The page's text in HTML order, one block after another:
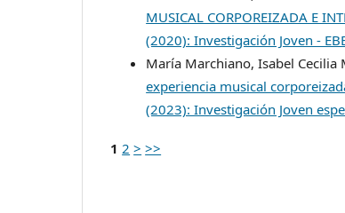
MUSICAL CORPOREIZADA E
(2020): Investigación Joven -
María Marchiano, Isabel Cecilia
experiencia musical
(2023): Investigación Joven
1 2 > >>